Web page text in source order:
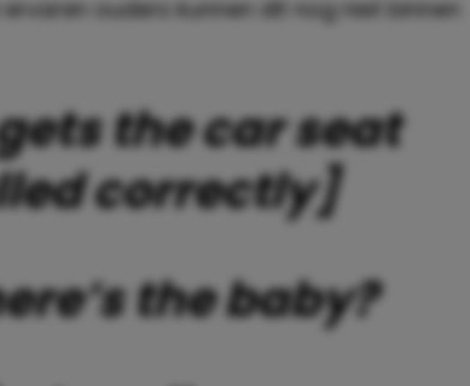
ervaren ouders kunnen dit nog niet binnen
the car seat
correctly]
the baby?